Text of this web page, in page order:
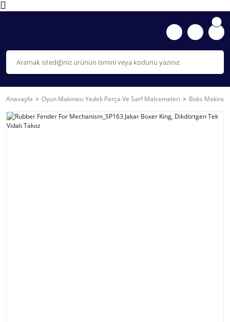
Anasayfa Oyun Makinası Yedek Parça Ve Sarf Malzemeleri Boks